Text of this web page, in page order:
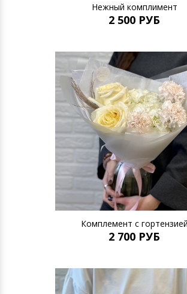
Нежный комплимент
2 500 РУБ
Комплемент с гортензией
2 700 РУБ